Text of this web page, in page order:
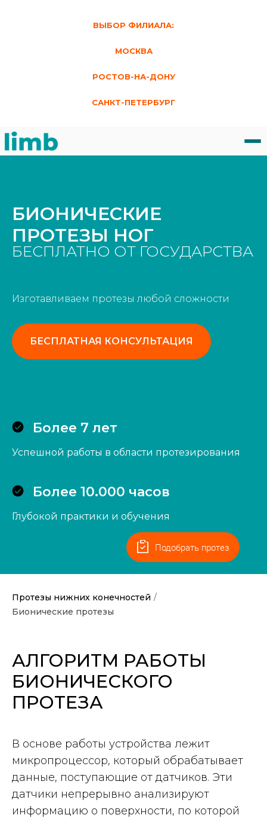
ВЫБОР ФИЛИАЛА:
МОСКВА
РОСТОВ-НА-ДОНУ
САНКТ-ПЕТЕРБУРГ
БИОНИЧЕСКИЕ
ПРОТЕЗЫ НОГ
БЕСПЛАТНО ОТ ГОСУДАРСТВА
Изготавливаем протезы любой сложности
БЕСПЛАТНАЯ КОНСУЛЬТАЦИЯ
Более 7 лет
Успешной работы в области протезирования
Более 10.000 часов
Глубокой практики и обучения
Протезы нижних конечностей /
Бионические протезы
АЛГОРИТМ РАБОТЫ
БИОНИЧЕСКОГО
ПРОТЕЗА
В основе работы устройства лежит
микропроцессор, который обрабатывает
данные, поступающие от датчиков. Эти
датчики непрерывно анализируют
информацию о поверхности, по которой